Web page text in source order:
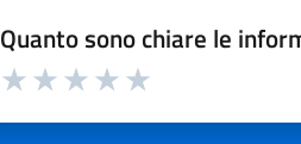
Quanto sono chiare le
Valuta da 1 a 5 stelle la pagina